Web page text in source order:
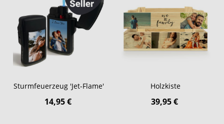
Sturmfeuerzeug 'Jet-Flame'
14,95 €
Holzkiste
39,95 €